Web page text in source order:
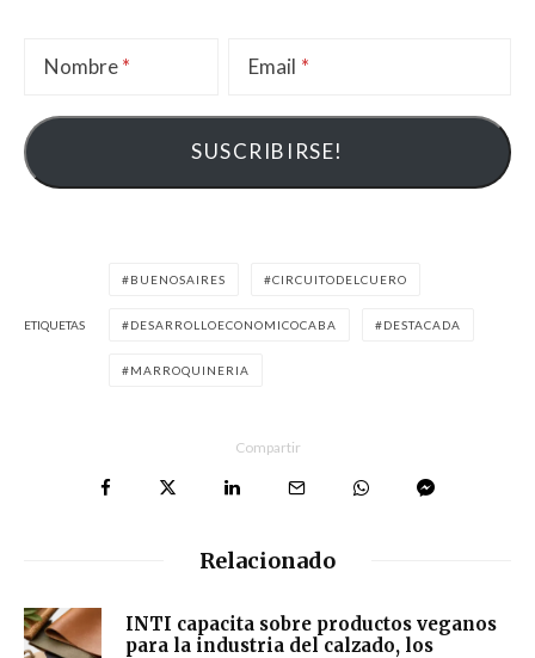
Nombre Email
ETIQUETAS
BUENOSAIRES CIRCUITODELCUERO
DESARROLLOECONOMICOCABA DESTACADA
MARROQUINERIA
Compartir
Relacionado
INTI capacita sobre productos veganos
para la industria del calzado, los